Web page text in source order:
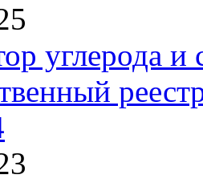
углерода